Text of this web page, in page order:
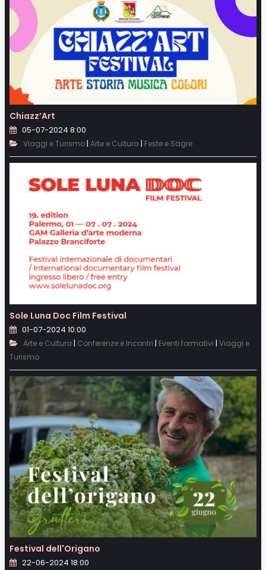
Chiazz’Art
05-07-2024 8:00
Viaggi e Turismo| Arte e Cultura | Feste e Sagre
Sole Luna Doc Film Festival
01-07-2024 10:00
Arte e Cultura | Conferenze e Incontri | Eventi formativi | Viaggi e
Turismo
Festival dell'Origano
22-06-2024 18:00